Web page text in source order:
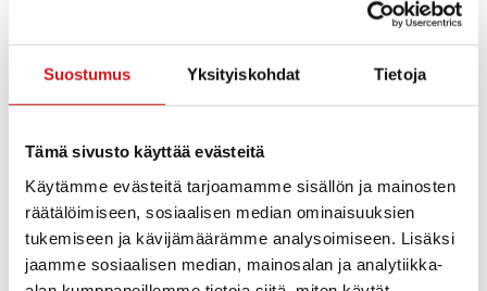
Suostumus Yksityiskohdat Tietoja
Tämä sivusto käyttää evästeitä
Käytämme evästeitä tarjoamamme sisällön ja mainosten
räätälöimiseen, sosiaalisen median ominaisuuksien
tukemiseen ja kävijämäärämme analysoimiseen. Lisäksi
jaamme sosiaalisen median, mainosalan ja analytiikka-
– Lisätietoa Sahalan kartanosta(avautuva jpg-kuva)
– Linkki Sahalan kartanon kotisivuille
– Linkki Museon kotisivuille
9 Metsäsuomalaisuus
10 Pitkälahden ranta
– Lisätietoja Rautalammin museon sivuilla